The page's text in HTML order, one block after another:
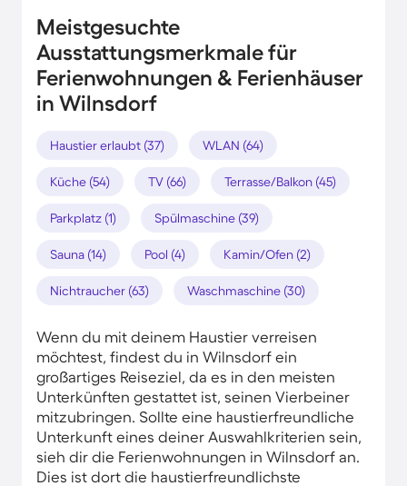
Meistgesuchte
Ausstattungsmerkmale für
Ferienwohnungen & Ferienhäuser
in Wilnsdorf
Haustier erlaubt (37) WLAN (64)
Küche (54) TV (66) Terrasse/Balkon (45)
Parkplatz (1) Spülmaschine (39)
Sauna (14) Pool (4) Kamin/Ofen (2)
Nichtraucher (63) Waschmaschine (30)
Wenn du mit deinem Haustier verreisen
möchtest, findest du in Wilnsdorf ein
großartiges Reiseziel, da es in den meisten
Unterkünften gestattet ist, seinen Vierbeiner
mitzubringen. Sollte eine haustierfreundliche
Unterkunft eines deiner Auswahlkriterien sein,
sieh dir die Ferienwohnungen in Wilnsdorf an.
Dies ist dort die haustierfreundlichste